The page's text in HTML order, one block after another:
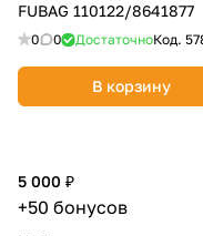
FUBAG 110122/8641877
0 0 ДостаточноКод.
В корзину
5 000 ₽
+50 бонусов
8